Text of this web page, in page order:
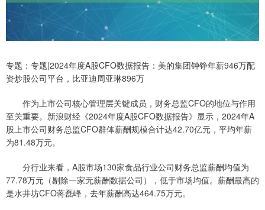
专题：专题|2024年度A股CFO数据报告：美的集团钟铮年薪946万配
资炒股公司平台，比亚迪周亚琳896万
作为上市公司核心管理层关键成员，财务总监CFO的地位与作用
至关重要。新浪财经《2024年度A股CFO数据报告》显示，2024年A
股上市公司财务总监CFO群体薪酬规模合计达42.70亿元，平均年薪
为81.48万元。
分行业来看，A股市场130家食品行业公司财务总监薪酬均值为
77.78万元（剔除一家无薪酬数据公司），低于市场均值。薪酬最高的
是水井坊CFO蒋磊峰，去年薪酬高达464.75万元。